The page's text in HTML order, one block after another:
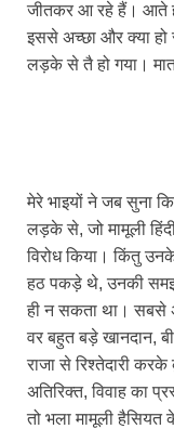
जीतकर आ रहे हैं। आते
इससे अच्छा और क्या हो
लड़के से तै हो गया।
मेरे भाइयों ने जब सुना
लड़के से, जो मामूली
विरोध किया। किंतु
हठ पकड़े थे, उनकी
ही न सकता था। सबसे
वर बहुत बड़े खानदान,
राजा से रिश्तेदारी
अतिरिक्त, विवाह का
तो भला मामूली